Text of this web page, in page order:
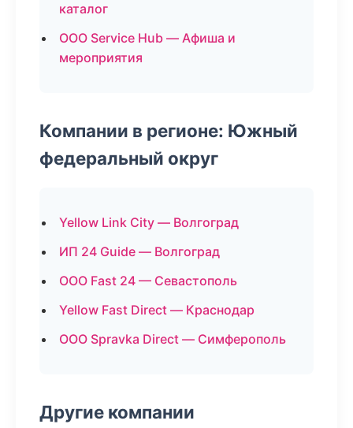
каталог
ООО Service Hub — Афиша и
мероприятия
Компании в регионе: Южный
федеральный округ
Yellow Link City — Волгоград
ИП 24 Guide — Волгоград
ООО Fast 24 — Севастополь
Yellow Fast Direct — Краснодар
ООО Spravka Direct — Симферополь
Другие компании